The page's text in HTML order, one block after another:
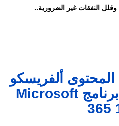
وقلل النفقات غير الضرورية..
ألفريسكو
(Alfresco) مع برنامج Microsoft
365